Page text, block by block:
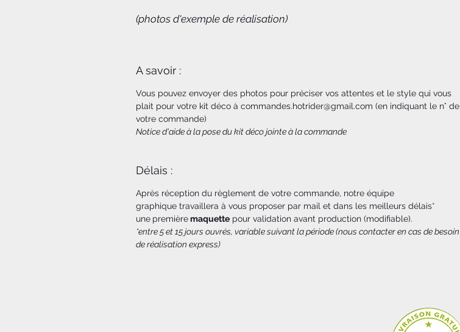
(photos d'exemple de réalisation)
A savoir :
Vous pouvez envoyer des photos pour préciser vos attentes et le style qui vous
plait pour votre kit déco à commandes.hotrider@gmail.com (en indiquant le n° de
votre commande)
Notice d'aide à la pose du kit déco jointe à la commande
Délais :
Après réception du règlement de votre commande, notre équipe
graphique travaillera à vous proposer par mail et dans les meilleurs délais*
une premièremaquette pour validation avant production (modifiable).
*entre 5 et 15 jours ouvrés, variable suivant la période (nous contacter en cas de besoin
de réalisation express)